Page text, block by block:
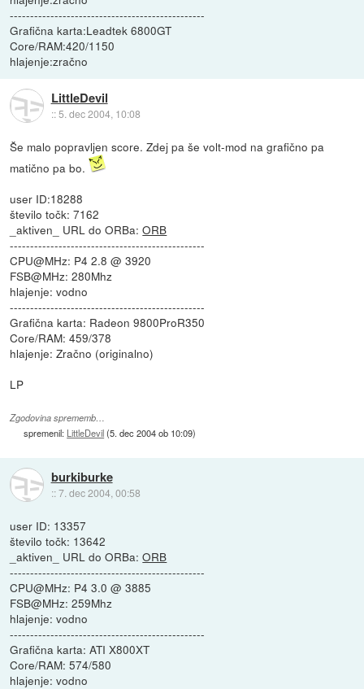
------------------------------------------------
Grafična karta:Leadtek 6800GT
Core/RAM:420/1150
hlajenje:zračno
LittleDevil
::5. dec 2004, 10:08
Še malo popravljen score. Zdej pa še volt-mod na grafično pa
matično pa bo.
user ID:18288
število točk: 7162
_aktiven_ URL do ORBa:ORB
------------------------------------------------
CPU@MHz: P4 2.8 @ 3920
FSB@MHz: 280Mhz
hlajenje: vodno
------------------------------------------------
Grafična karta: Radeon 9800ProR350
Core/RAM: 459/378
hlajenje: Zračno (originalno)
LP
Zgodovina sprememb…
spremenil: LittleDevil(5. dec 2004 ob 10:09)
burkiburke
::7. dec 2004, 00:58
user ID: 13357
število točk: 13642
_aktiven_ URL do ORBa:ORB
------------------------------------------------
CPU@MHz: P4 3.0 @ 3885
FSB@MHz: 259Mhz
hlajenje: vodno
------------------------------------------------
Grafična karta: ATI X800XT
Core/RAM: 574/580
hlajenje: vodno